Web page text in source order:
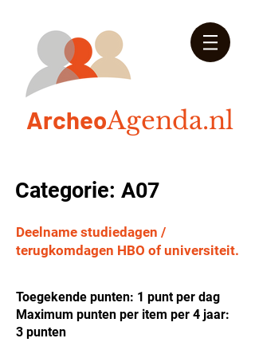
ArcheoAgenda.nl
Categorie: A07
Deelname studiedagen /
terugkomdagen HBO of universiteit.
Toegekende punten: 1 punt per dag
Maximum punten per item per 4 jaar:
3 punten